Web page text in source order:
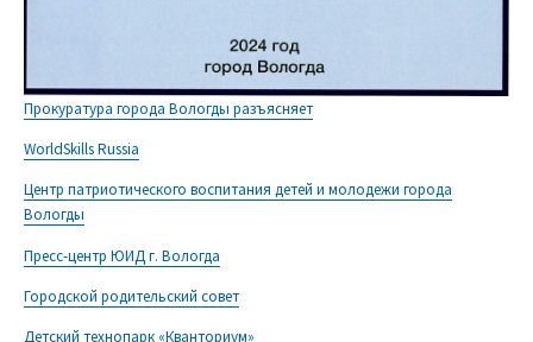
Прокуратура города Вологды разъясняет
WorldSkills Russia
Центр патриотического воспитания детей и молодежи города
Вологды
Пресс-центр ЮИД г. Вологда
Городской родительский совет
Детский технопарк «Кванториум»